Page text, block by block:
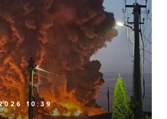
10:39